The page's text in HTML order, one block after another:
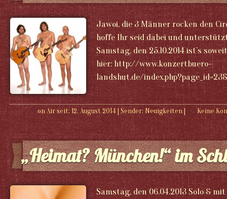
Jawoi, die 3 Männer rocken den
hoffe Ihr seid dabei und
Samstag, den 25.10.2014 ist’s
hier: http://www.konzertbuero-
landshut.de/
on Air seit: 12. August 2014| Sender: Neuigkeiten| Keine
„Heimat? München!“ im
Samstag, den 06.04.2013 Solo &